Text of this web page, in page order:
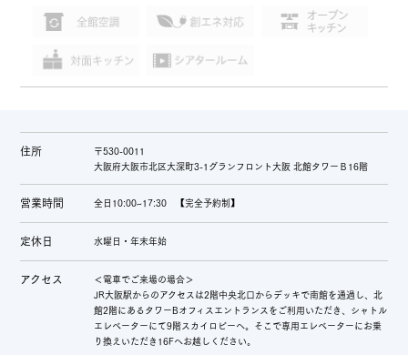
住所
〒530-0011
大阪府大阪市北区大深町3-1グランフロント大阪 北館タワーＢ16階
営業時間 全日10:00~17:30 【完全予約制】
定休日 水曜日・年末年始
アクセス
＜電車でご来場の場合＞
JR大阪駅からのアクセスは2階中央北口からデッキで南館を通過し、北
館2階にあるタワーBオフィスエントランスをご利用いただき、シャトル
エレベーターにて9階スカイロビーへ。そこで専用エレベーターにお乗
り換えいただき16Fへお越しください。